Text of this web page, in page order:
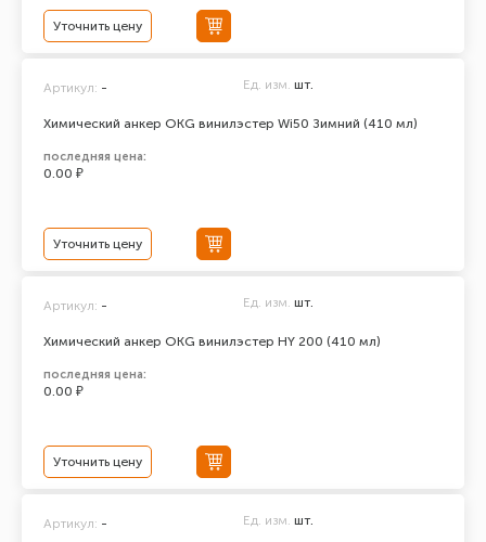
Уточнить цену
Химический анкер ОКG винилэстер Wi50 Зимний (410 мл)
Артикул: - Ед. изм. шт.
последняя цена:
0.00 ₽
Уточнить цену
Химический анкер ОКG винилэстер HY 200 (410 мл)
Артикул: - Ед. изм. шт.
последняя цена:
0.00 ₽
Уточнить цену
Артикул: - Ед. изм. шт.